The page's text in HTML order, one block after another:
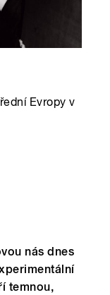
Evropy v
nás dnes
temnou,